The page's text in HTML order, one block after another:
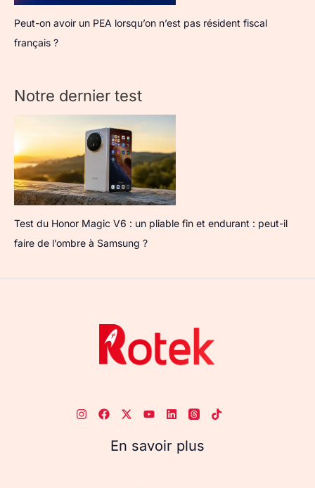
Peut-on avoir un PEA lorsqu’on n’est pas résident fiscal
français ?
Notre dernier test
Test du Honor Magic V6 : un pliable fin et endurant : peut-il
faire de l’ombre à Samsung ?
En savoir plus